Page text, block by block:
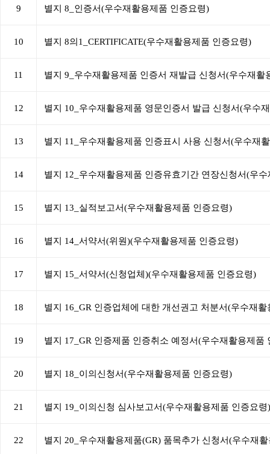
9 별지 8_인증서(우수재활용제품 인증요령)
10 별지 8의1_CERTIFICATE(우수재활용제품 인증요령)
11 별지 9_우수재활용제품 인증서 재발급 신청서(우수재활
12 별지 10_우수재활용제품 영문인증서 발급 신청서(우수
13 별지 11_우수재활용제품 인증표시 사용 신청서(우수재
14 별지 12_우수재활용제품 인증유효기간 연장신청서(우
15 별지 13_실적보고서(우수재활용제품 인증요령)
16 별지 14_서약서(위원)(우수재활용제품 인증요령)
17 별지 15_서약서(신청업체)(우수재활용제품 인증요령)
18 별지 16_GR 인증업체에 대한 개선권고 처분서(우수재
19 별지 17_GR 인증제품 인증취소 예정서(우수재활용제품
20 별지 18_이의신청서(우수재활용제품 인증요령)
21 별지 19_이의신청 심사보고서(우수재활용제품 인증요령)
22 별지 20_우수재활용제품(GR) 품목추가 신청서(우수재